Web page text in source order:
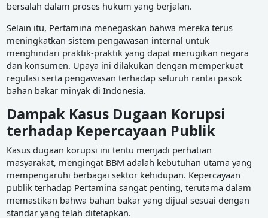
bersalah dalam proses hukum yang berjalan.
Selain itu, Pertamina menegaskan bahwa mereka terus
meningkatkan sistem pengawasan internal untuk
menghindari praktik-praktik yang dapat merugikan negara
dan konsumen. Upaya ini dilakukan dengan memperkuat
regulasi serta pengawasan terhadap seluruh rantai pasok
bahan bakar minyak di Indonesia.
Dampak Kasus Dugaan Korupsi
terhadap Kepercayaan Publik
Kasus dugaan korupsi ini tentu menjadi perhatian
masyarakat, mengingat BBM adalah kebutuhan utama yang
mempengaruhi berbagai sektor kehidupan. Kepercayaan
publik terhadap Pertamina sangat penting, terutama dalam
memastikan bahwa bahan bakar yang dijual sesuai dengan
standar yang telah ditetapkan.